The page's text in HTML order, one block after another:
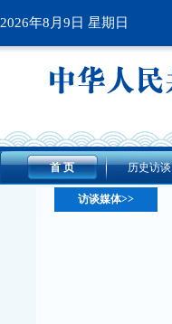
2026年8月9日 星期日
首 页 历史访谈
访谈媒体>>